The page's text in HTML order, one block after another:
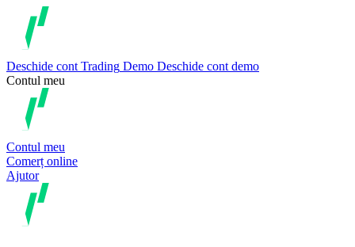
Deschide cont Trading Demo Deschide cont demo
Contul meu
Contul meu
Comerț online
Ajutor